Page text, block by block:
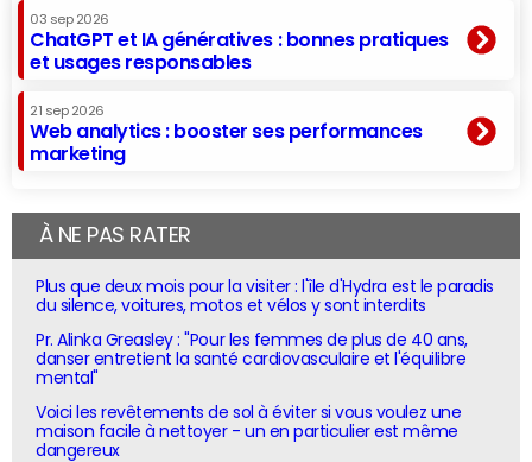
03 sep 2026
ChatGPT et IA génératives : bonnes pratiques
et usages responsables
21 sep 2026
Web analytics : booster ses performances
marketing
À NE PAS RATER
Plus que deux mois pour la visiter : l'île d'Hydra est le paradis
du silence, voitures, motos et vélos y sont interdits
Pr. Alinka Greasley : "Pour les femmes de plus de 40 ans,
danser entretient la santé cardiovasculaire et l'équilibre
mental"
Voici les revêtements de sol à éviter si vous voulez une
maison facile à nettoyer - un en particulier est même
dangereux